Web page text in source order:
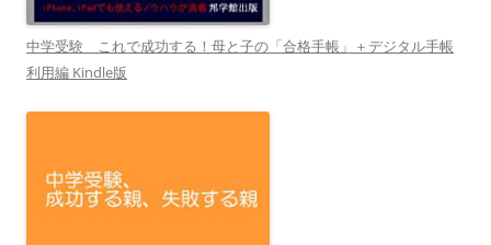
中学受験 これで成功する！母と子の「合格手帳」＋デジタル手帳
利用編 Kindle版